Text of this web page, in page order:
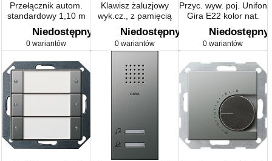
Przełącznik autom.
standardowy 1,10 m
Gira E22 kolor nat.
stalowy
Niedostępny
0 wariantów
Klawisz żaluzjowy
wyk.cz., z pamięcią
Gira E22 naturalny
stalowy
Niedostępny
0 wariantów
Przyc. wyw. poj. Unifon
Gira E22 kolor nat.
stalowy
Niedostępny
0 wariantów